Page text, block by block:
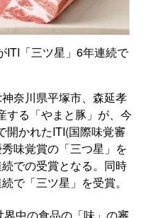
ITI「三ツ星」6年連続で
奈川県平塚市、森延孝
する「やまと豚」が、今
開かれたITI(国際味覚審
味覚賞の「三つ星」を
での受賞となる。同時
で「三ツ星」を受賞。
中の食品の「味」の審